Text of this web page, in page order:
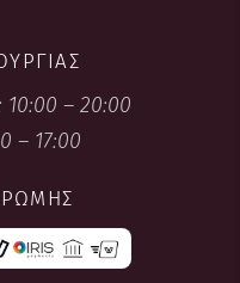
– 20:00
– 17:00